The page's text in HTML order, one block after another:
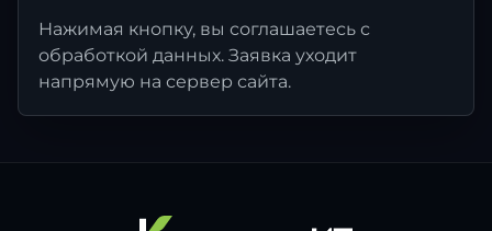
Нажимая кнопку, вы соглашаетесь с
обработкой данных. Заявка уходит
напрямую на сервер сайта.